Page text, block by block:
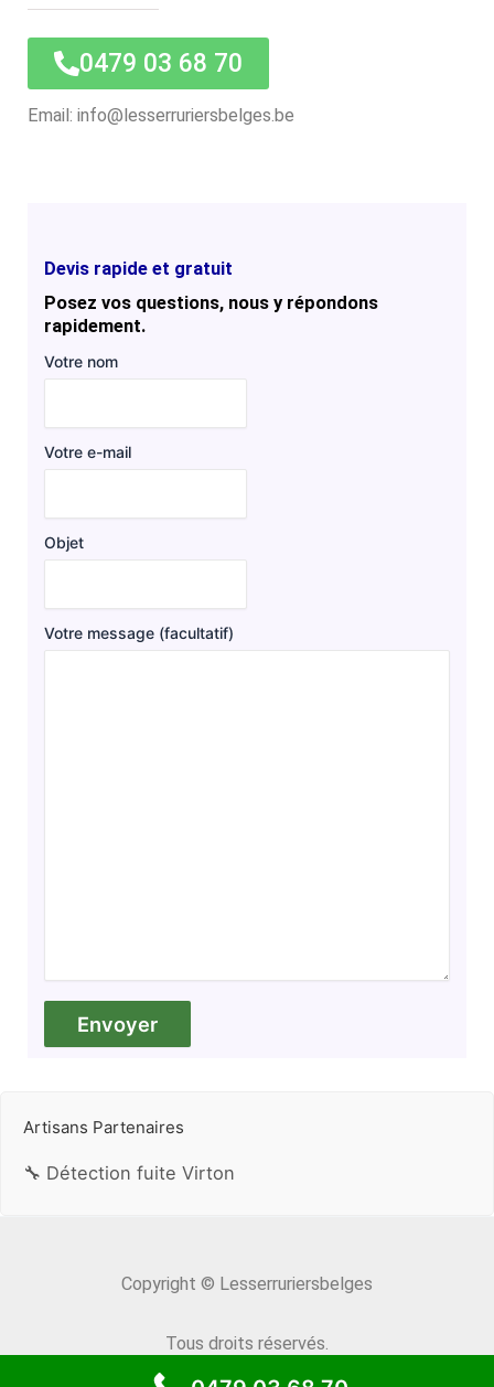
0479 03 68 70
Email: info@lesserruriersbelges.be
Devis rapide et gratuit
Posez vos questions, nous y répondons
rapidement.
Votre nom
Votre e-mail
Objet
Votre message (facultatif)
Artisans Partenaires
🔧 Détection fuite Virton
Copyright © Lesserruriersbelges
Tous droits réservés.